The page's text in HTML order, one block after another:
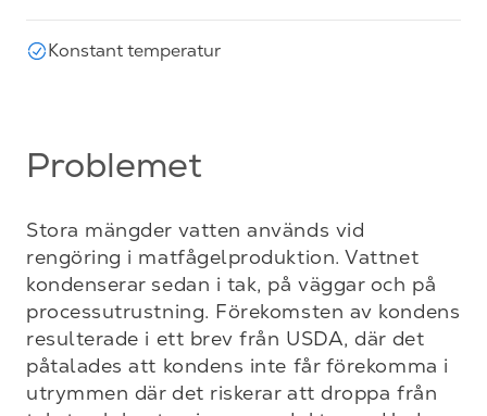
Konstant temperatur
Problemet
Stora mängder vatten används vid
rengöring i matfågelproduktion. Vattnet
kondenserar sedan i tak, på väggar och på
processutrustning. Förekomsten av kondens
resulterade i ett brev från USDA, där det
påtalades att kondens inte får förekomma i
utrymmen där det riskerar att droppa från